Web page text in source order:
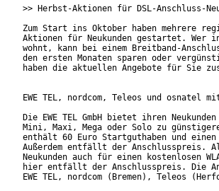
>> Herbst-Aktionen für DSL-Anschluss-
Zum Start ins Oktober haben mehrere
Aktionen für Neukunden gestartet. Wer
wohnt, kann bei einem Breitband-
den ersten Monaten sparen oder
haben die aktuellen Angebote für Sie
EWE TEL, nordcom, Teleos und osnatel
Die EWE TEL GmbH bietet ihren
Mini, Maxi, Mega oder Solo zu
enthält 60 Euro Startguthaben und einen
Außerdem entfällt der Anschlusspreis.
Neukunden auch für einen kostenlosen
hier entfällt der Anschlusspreis. Die
EWE TEL, nordcom (Bremen), Teleos